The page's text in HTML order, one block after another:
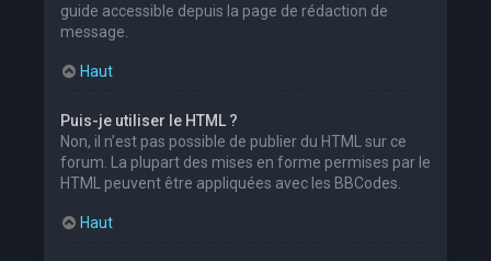
guide accessible depuis la page de rédaction de
message.
Haut
Puis-je utiliser le HTML ?
Non, il n’est pas possible de publier du HTML sur ce
forum. La plupart des mises en forme permises par le
HTML peuvent être appliquées avec les BBCodes.
Haut